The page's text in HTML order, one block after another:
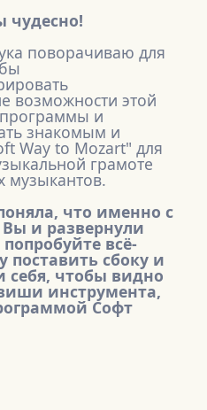
чудесно!
поворачиваю для
возможности этой
и
знакомым и
Way to Mozart" для
грамоте
что именно с
и развернули
всё-
поставить сбоку и
себя, чтобы видно
инструмента,
Софт